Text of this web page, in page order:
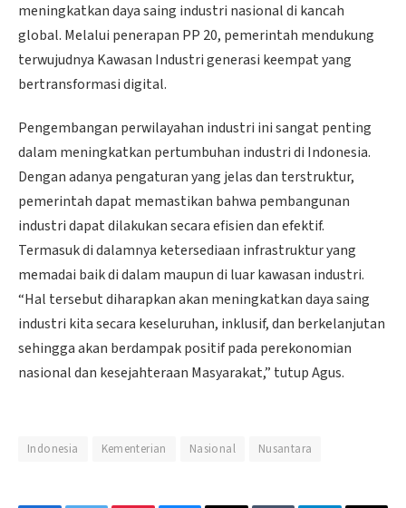
meningkatkan daya saing industri nasional di kancah
global. Melalui penerapan PP 20, pemerintah mendukung
terwujudnya Kawasan Industri generasi keempat yang
bertransformasi digital.
Pengembangan perwilayahan industri ini sangat penting
dalam meningkatkan pertumbuhan industri di Indonesia.
Dengan adanya pengaturan yang jelas dan terstruktur,
pemerintah dapat memastikan bahwa pembangunan
industri dapat dilakukan secara efisien dan efektif.
Termasuk di dalamnya ketersediaan infrastruktur yang
memadai baik di dalam maupun di luar kawasan industri.
“Hal tersebut diharapkan akan meningkatkan daya saing
industri kita secara keseluruhan, inklusif, dan berkelanjutan
sehingga akan berdampak positif pada perekonomian
nasional dan kesejahteraan Masyarakat,” tutup Agus.
Indonesia Kementerian Nasional Nusantara